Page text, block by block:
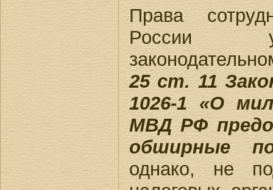
Права
России
25 ст. 11
1026-1 «О
МВД РФ
обширные
однако, не